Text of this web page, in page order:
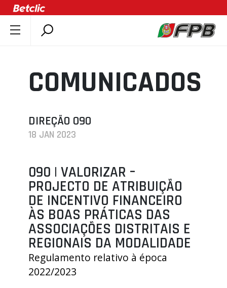
DOCUMENTOS
ÚLTIMAS
ASSOCIAÇÕES
CLUBES
AGENDA
SELEÇÕES
MINIBASQUETE
ÁREA TÉCNICA
PROJETOS
LIGA BETCLIC MASCULINA
LIGA BETCLIC FEMININA
COMUNICADOS
DIREÇÃO 090
18 JAN 2023
090 | VALORIZAR –
PROJECTO DE ATRIBUIÇÃO
DE INCENTIVO FINANCEIRO
ÀS BOAS PRÁTICAS DAS
ASSOCIAÇÕES DISTRITAIS E
REGIONAIS DA MODALIDADE
Regulamento relativo à época
2022/2023